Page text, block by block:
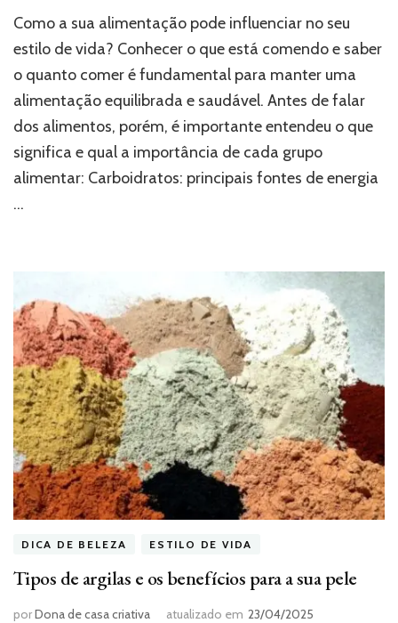
Como a sua alimentação pode influenciar no seu
estilo de vida? Conhecer o que está comendo e saber
o quanto comer é fundamental para manter uma
alimentação equilibrada e saudável. Antes de falar
dos alimentos, porém, é importante entendeu o que
significa e qual a importância de cada grupo
alimentar: Carboidratos: principais fontes de energia
…
DICA DE BELEZA ESTILO DE VIDA
Tipos de argilas e os benefícios para a sua pele
porDona de casa criativa atualizado em 23/04/2025